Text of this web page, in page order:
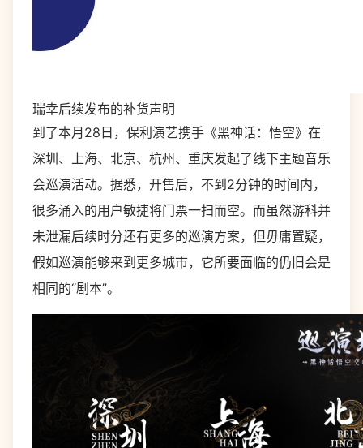
瑞幸后续发布的补货声明
到了本月28日，保利演艺携手《黑神话：悟空》在
深圳、上海、北京、杭州、重庆发起了线下主题音乐
会巡演活动。据悉，开售后，不到2分钟的时间内，
很多涌入的用户敏捷将门票一扫而空。而虽然游科并
未泄漏后续时分还有更多的巡演方案，但毋庸置疑，
假如巡演能够来到更多城市，它所要面临的仍旧会是
相同的“剧本”。